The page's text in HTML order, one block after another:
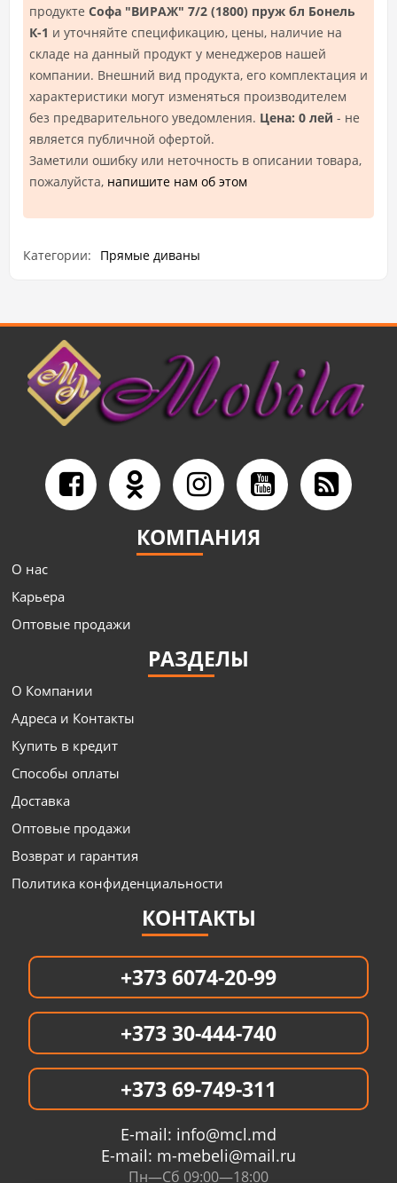
продукте Софа "ВИРАЖ" 7/2 (1800) пруж бл Бонель
К-1 и уточняйте спецификацию, цены, наличие на
складе на данный продукт у менеджеров нашей
компании. Внешний вид продукта, его комплектация и
характеристики могут изменяться производителем
без предварительного уведомления. Цена: 0 лей - не
является публичной офертой.
Заметили ошибку или неточность в описании товара,
пожалуйста, напишите нам об этом
Категории: Прямые диваны
КОМПАНИЯ
О нас
Карьера
Оптовые продажи
РАЗДЕЛЫ
О Компании
Адреса и Контакты
Купить в кредит
Способы оплаты
Доставка
Оптовые продажи
Возврат и гарантия
Политика конфиденциальности
КОНТАКТЫ
+373 6074-20-99
+373 30-444-740
+373 69-749-311
E-mail: info@mcl.md
E-mail: m-mebeli@mail.ru
Пн—Сб 09:00—18:00